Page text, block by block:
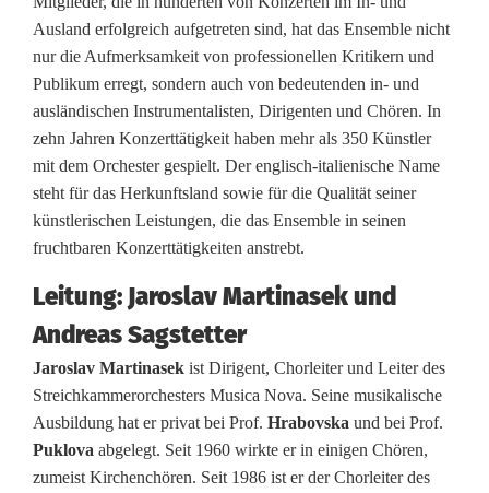
Ausland erfolgreich aufgetreten sind, hat das Ensemble nicht
nur die Aufmerksamkeit von professionellen Kritikern und
Publikum erregt, sondern auch von bedeutenden in- und
ausländischen Instrumentalisten, Dirigenten und Chören. In
zehn Jahren Konzerttätigkeit haben mehr als 350 Künstler
mit dem Orchester gespielt. Der englisch-italienische Name
steht für das Herkunftsland sowie für die Qualität seiner
künstlerischen Leistungen, die das Ensemble in seinen
fruchtbaren Konzerttätigkeiten anstrebt.
Leitung: Jaroslav Martinasek und
Andreas Sagstetter
Jaroslav Martinasek ist Dirigent, Chorleiter und Leiter des
Streichkammerorchesters Musica Nova. Seine musikalische
Ausbildung hat er privat bei Prof. Hrabovska und bei Prof.
Puklova abgelegt. Seit 1960 wirkte er in einigen Chören,
zumeist Kirchenchören. Seit 1986 ist er der Chorleiter des